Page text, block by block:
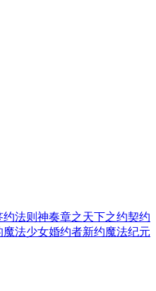
约法则 神奏章之天下之约契约
魔法少女婚约者新约魔法纪元